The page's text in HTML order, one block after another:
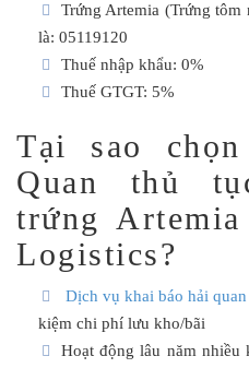
Trứng Artemia (Trứng tôm
là: 05119120
Thuế nhập khẩu: 0%
Thuế GTGT: 5%
Tại sao
Quan thủ
trứng
Logistics?
Dịch vụ khai báo hải quan
kiệm chi phí lưu kho/bãi
Hoạt động lâu năm